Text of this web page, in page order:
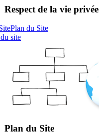
Respect de la vie privée
Plan du Site
site
Plan du Site